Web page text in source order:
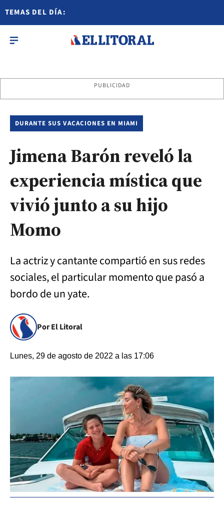
TEMAS DEL DÍA:
PUBLICIDAD
DURANTE SUS VACACIONES EN MIAMI
Jimena Barón reveló la
experiencia mística que
vivió junto a su hijo
Momo
La actriz y cantante compartió en sus redes
sociales, el particular momento que pasó a
bordo de un yate.
Por El Litoral
Lunes, 29 de agosto de 2022 a las 17:06